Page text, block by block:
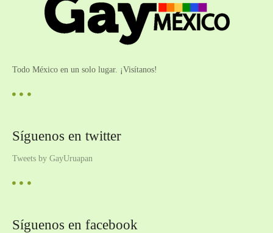
Todo México en un solo lugar. ¡Visítanos!
Síguenos en twitter
Tweets by GayUruapan
Síguenos en facebook